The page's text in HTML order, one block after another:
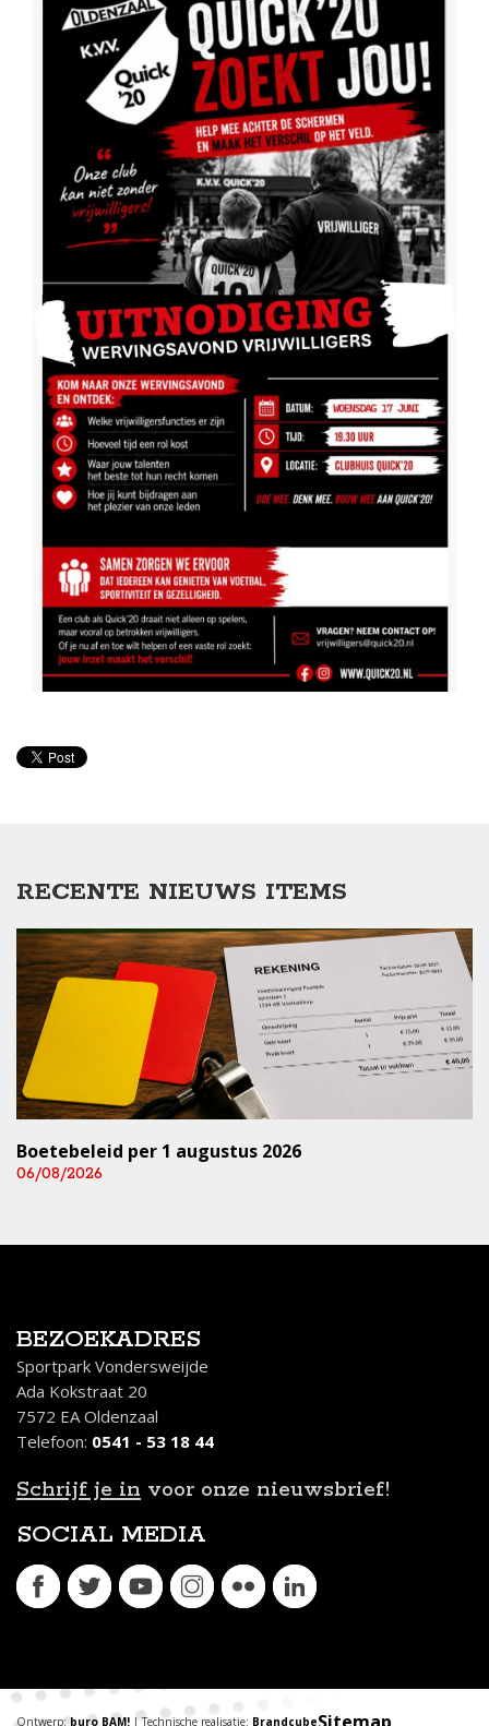
RECENTE NIEUWS ITEMS
Boetebeleid per 1 augustus 2026
06/08/2026
BEZOEKADRES
Sportpark Vondersweijde
Ada Kokstraat 20
7572 EA Oldenzaal
Telefoon: 0541 - 53 18 44
Schrijf je in voor onze nieuwsbrief!
SOCIAL MEDIA
Ontwerp: buro BAM! | Technische realisatie: Brandcube